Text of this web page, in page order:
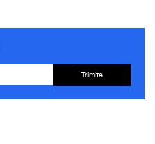
Trimite